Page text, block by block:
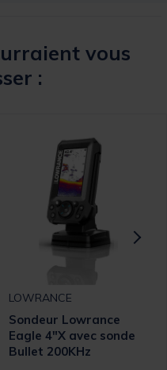
vous
:
LOWRANCE
Sondeur Lowrance
Eagle 4"X avec sonde
Bullet 200KHz